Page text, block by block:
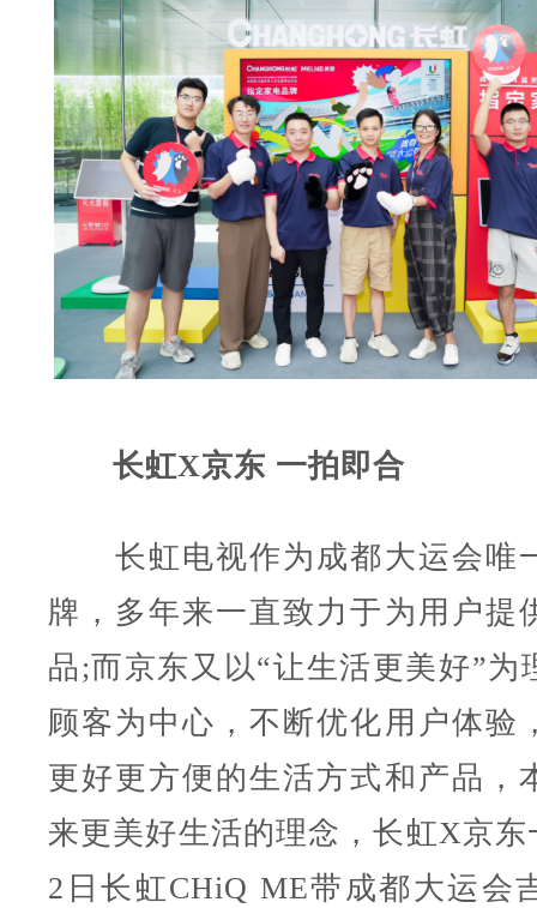
长虹X京东 一拍即合
长虹电视作为成都大运会唯
牌，多年来一直致力于为用户提
品;而京东又以“让生活更美好”为
顾客为中心，不断优化用户体验
更好更方便的生活方式和产品，
来更美好生活的理念，长虹X京
2日长虹CHiQ ME带成都大运会